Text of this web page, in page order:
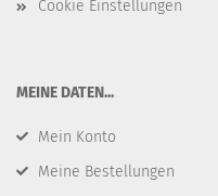
Cookie Einstellungen
​MEINE DATEN...
Mein Konto
Meine Bestellungen